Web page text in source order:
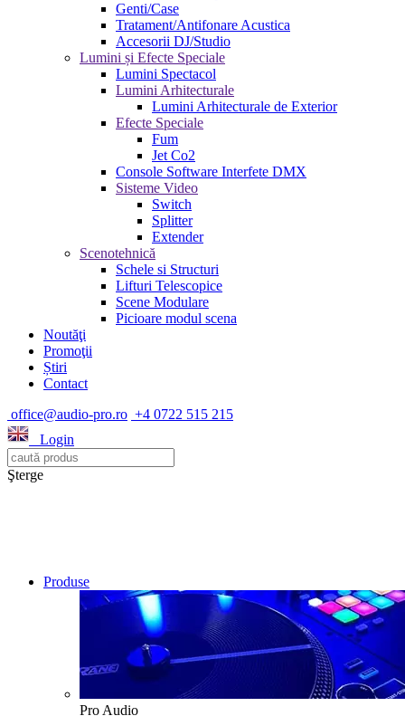
Genti/Case
Tratament/Antifonare Acustica
Accesorii DJ/Studio
Lumini și Efecte Speciale
Lumini Spectacol
Lumini Arhitecturale
Lumini Arhitecturale de Exterior
Efecte Speciale
Fum
Jet Co2
Console Software Interfete DMX
Sisteme Video
Switch
Splitter
Extender
Scenotehnică
Schele si Structuri
Lifturi Telescopice
Scene Modulare
Picioare modul scena
Noutăţi
Promoţii
Știri
Contact
office@audio-pro.ro +4 0722 515 215
Login
Şterge
Produse
Pro Audio